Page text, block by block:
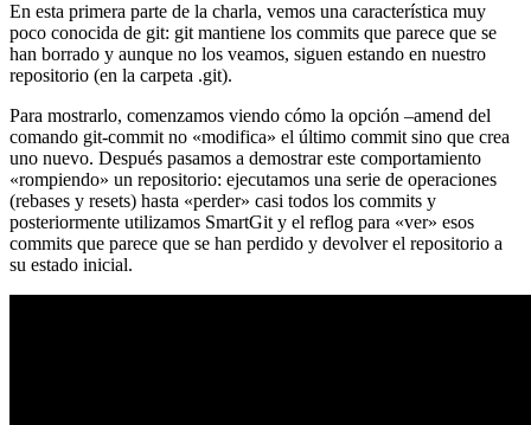
En esta primera parte de la charla, vemos una característica muy
poco conocida de git: git mantiene los commits que parece que se
han borrado y aunque no los veamos, siguen estando en nuestro
repositorio (en la carpeta .git).
Para mostrarlo, comenzamos viendo cómo la opción –amend del
comando git-commit no «modifica» el último commit sino que crea
uno nuevo. Después pasamos a demostrar este comportamiento
«rompiendo» un repositorio: ejecutamos una serie de operaciones
(rebases y resets) hasta «perder» casi todos los commits y
posteriormente utilizamos SmartGit y el reflog para «ver» esos
commits que parece que se han perdido y devolver el repositorio a
su estado inicial.